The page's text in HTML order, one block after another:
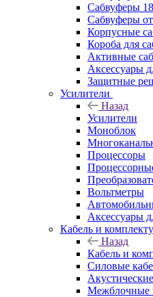
Сабвуферы
Сабвуферы
Корпусные
Короба для
Активные
Аксессуары
Защитные
Усилители
Назад
Усилители
Моноблок
Процессоры
Вольтметры
Аксессуары
Кабель и
Назад
Кабель и
Силовые
Межблочные